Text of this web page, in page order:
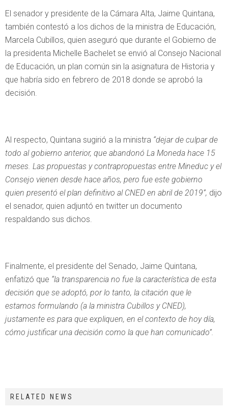
El senador y presidente de la Cámara Alta, Jaime Quintana,
también contestó a los dichos de la ministra de Educación,
Marcela Cubillos, quien aseguró que durante el Gobierno de
la presidenta Michelle Bachelet se envió al Consejo Nacional
de Educación, un plan común sin la asignatura de Historia y
que habría sido en febrero de 2018 donde se aprobó la
decisión.
Al respecto, Quintana sugirió a la ministra “dejar de culpar de
todo al gobierno anterior, que abandonó La Moneda hace 15
meses. Las propuestas y contrapropuestas entre Mineduc y el
Consejo vienen desde hace años, pero fue este gobierno
quien presentó el plan definitivo al CNED en abril de 2019”, dijo
el senador, quien adjuntó en twitter un documento
respaldando sus dichos.
Finalmente, el presidente del Senado, Jaime Quintana,
enfatizó que “la transparencia no fue la característica de esta
decisión que se adoptó, por lo tanto, la citación que le
estamos formulando (a la ministra Cubillos y CNED),
justamente es para que expliquen, en el contexto de hoy día,
cómo justificar una decisión como la que han comunicado”.
RELATED NEWS